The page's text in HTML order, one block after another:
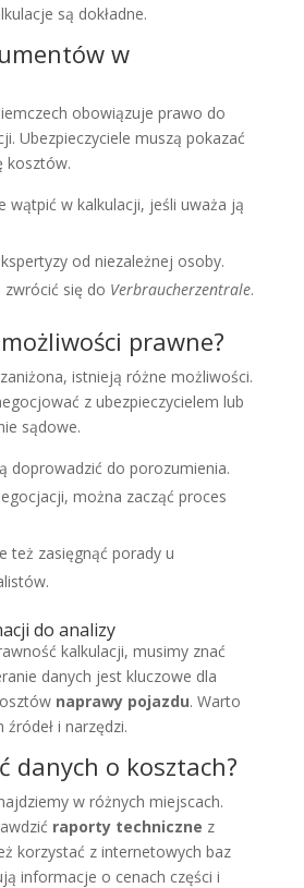
są dokładne.
w
obowiązuje prawo do
Ubezpieczyciele muszą pokazać
kosztów.
wątpić w kalkulacji, jeśli uważa ją
od niezależnej osoby.
się do Verbraucherzentrale.
prawne?
istnieją różne możliwości.
z ubezpieczycielem lub
sądowe.
doprowadzić do porozumienia.
można zacząć proces
też zasięgnąć porady u
do analizy
kalkulacji, musimy znać
danych jest kluczowe dla
naprawy pojazdu. Warto
i narzędzi.
danych o kosztach?
w różnych miejscach.
raporty techniczne z
korzystać z internetowych baz
informacje o cenach części i